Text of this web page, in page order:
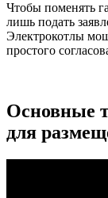
Чтобы поменять
лишь подать
Электрокотлы
простого
Основные
для